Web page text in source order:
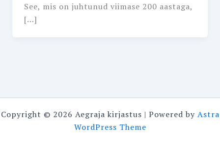
See, mis on juhtunud viimase 200 aastaga,
[…]
Copyright © 2026 Aegraja kirjastus | Powered by Astra
WordPress Theme